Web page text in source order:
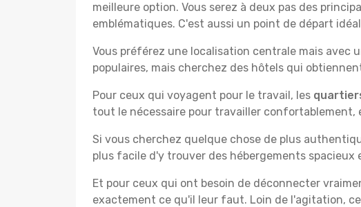
meilleure option. Vous serez à deux pas des
emblématiques. C'est aussi un point de départ
Vous préférez une localisation centrale mais avec
populaires, mais cherchez des hôtels qui
Pour ceux qui voyagent pour le travail, les
tout le nécessaire pour travailler confortablement,
Si vous cherchez quelque chose de plus
plus facile d'y trouver des hébergements
Et pour ceux qui ont besoin de déconnecter
exactement ce qu'il leur faut. Loin de l'agitation,